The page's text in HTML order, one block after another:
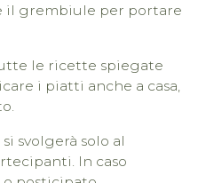
il grembiule per portare
le ricette spiegate
i piatti anche a casa,
svolgerà solo al
In caso